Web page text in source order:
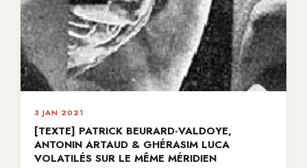
3 JAN 2021
[TEXTE] PATRICK BEURARD-VALDOYE,
ANTONIN ARTAUD & GHÉRASIM LUCA
VOLATILÉS SUR LE MÊME MÉRIDIEN